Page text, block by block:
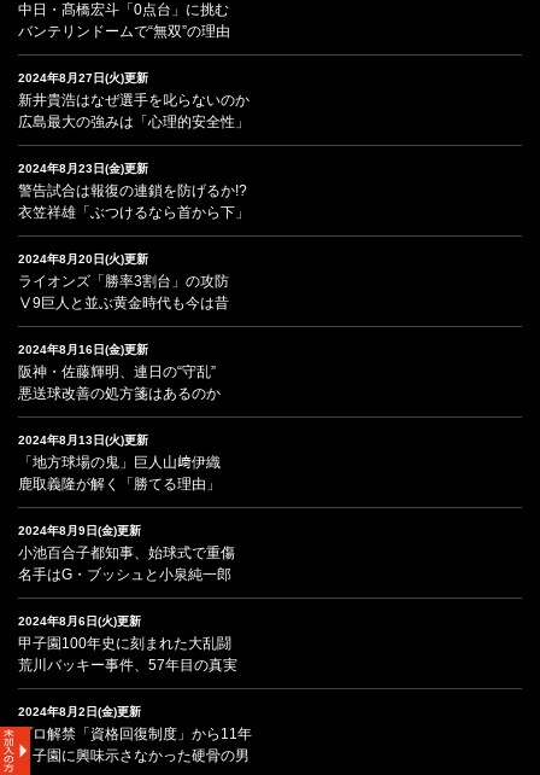
中日・髙橋宏斗「0点台」に挑む
バンテリンドームで“無双”の理由
2024年8月27日(火)更新
新井貴浩はなぜ選手を叱らないのか
広島最大の強みは「心理的安全性」
2024年8月23日(金)更新
警告試合は報復の連鎖を防げるか!?
衣笠祥雄「ぶつけるなら首から下」
2024年8月20日(火)更新
ライオンズ「勝率3割台」の攻防
Ⅴ9巨人と並ぶ黄金時代も今は昔
2024年8月16日(金)更新
阪神・佐藤輝明、連日の“守乱”
悪送球改善の処方箋はあるのか
2024年8月13日(火)更新
「地方球場の鬼」巨人山﨑伊織
鹿取義隆が解く「勝てる理由」
2024年8月9日(金)更新
小池百合子都知事、始球式で重傷
名手はG・ブッシュと小泉純一郎
2024年8月6日(火)更新
甲子園100年史に刻まれた大乱闘
荒川バッキー事件、57年目の真実
2024年8月2日(金)更新
プロ解禁「資格回復制度」から11年
甲子園に興味示さなかった硬骨の男